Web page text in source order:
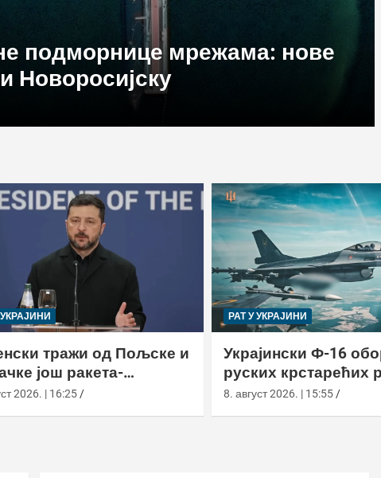
подморнице мрежама: нове
Новоросијску
УКРАЈИНИ
тражи од Пољске и
још ракета-
2026. | 16:25
РАТ У УКРАЈИНИ
Украјински Ф-16
руских крстарећих
једном нападу
8. август 2026. | 15:55